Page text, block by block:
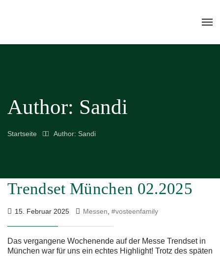
Author: Sandi
Startseite Author: Sandi
Trendset München 02.2025
15. Februar 2025 Messen #vosteenfamily
Das vergangene Wochenende auf der Messe Trendset in
München war für uns ein echtes Highlight! Trotz des späten